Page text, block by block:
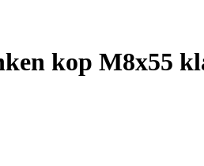
kop M8x55